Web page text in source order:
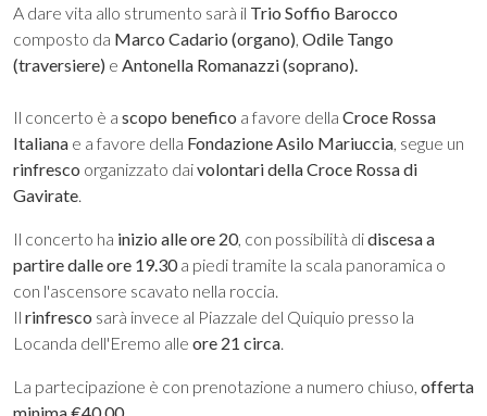
A dare vita allo strumento sarà il Trio Soffio Barocco
composto da Marco Cadario (organo), Odile Tango
(traversiere) e Antonella Romanazzi (soprano).
Il concerto è a scopo benefico a favore della Croce Rossa
Italiana e a favore della Fondazione Asilo Mariuccia, segue un
rinfresco organizzato daivolontari della Croce Rossa di
Gavirate.
Il concerto ha inizio alle ore 20, con possibilità didiscesa a
partire dalle ore 19.30a piedi tramite la scala panoramica o
con l'ascensore scavato nella roccia.
Il rinfresco sarà invece al Piazzale del Quiquio presso la
Locanda dell'Eremo alle ore 21 circa.
La partecipazione è con prenotazione a numero chiuso, offerta